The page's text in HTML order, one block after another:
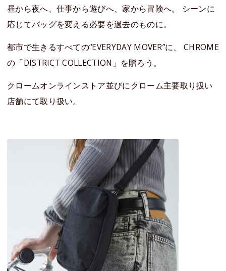
昼から夜へ、仕事から遊びへ、家から冒険へ。 シーンに
応じてバッグを変える必要を過去のものに。
都市で生きるすべての“EVERYDAY MOVER”に、 CHROME
の「DISTRICT COLLECTION」を贈ろう。
クロームオンラインストア並びにクローム主要取り扱い
店舗にて取り扱い。